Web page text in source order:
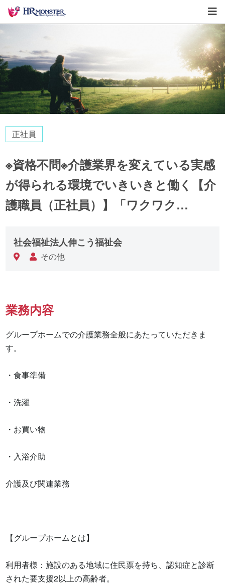
正社員
※資格不問※介護業界を変えている実感
が得られる環境でいきいきと働く【介
護職員（正社員）】「ワクワク…
社会福祉法人伸こう福祉会
その他
業務内容
グループホームでの介護業務全般にあたっていただきま
す。
・食事準備
・洗濯
・お買い物
・入浴介助
介護及び関連業務
【グループホームとは】
利用者様：施設のある地域に住民票を持ち、認知症と診断
された要支援2以上の高齢者。